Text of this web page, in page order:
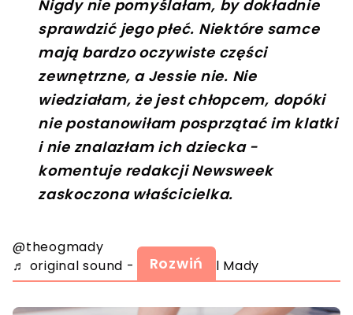
Nigdy nie pomyślałam, by dokładnie
sprawdzić jego płeć. Niektóre samce
mają bardzo oczywiste części
zewnętrzne, a Jessie nie. Nie
wiedziałam, że jest chłopcem, dopóki
nie postanowiłam posprzątać im klatki
i nie znalazłam ich dziecka -
komentuje redakcji Newsweek
zaskoczona właścicielka.
@theogmady
♬ original sound - The Original Mady
Rozwiń